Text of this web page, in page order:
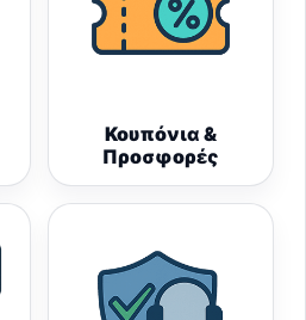
Κουπόνια &
Προσφορές